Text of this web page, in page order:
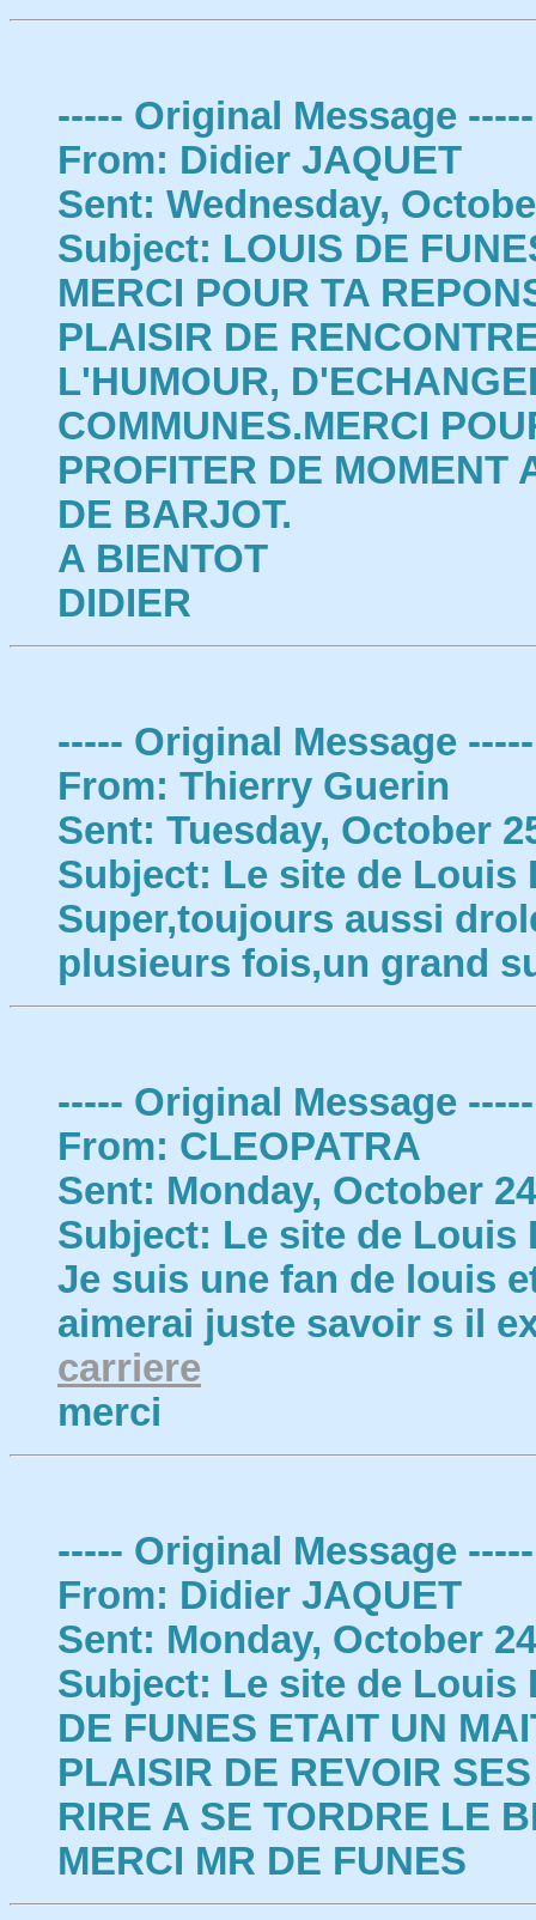
----- Original Message -----
From: Didier JAQUET
Sent: Wednesday,
Subject: LOUIS DE
MERCI POUR TA
PLAISIR DE
L'HUMOUR,
COMMUNES.MERCI
PROFITER DE MOMENT
DE BARJOT.
A BIENTOT
DIDIER
----- Original Message -----
From: Thierry Guerin
Sent: Tuesday, October
Subject: Le site de Louis
Super,toujours aussi
plusieurs fois,un grand
----- Original Message -----
From: CLEOPATRA
Sent: Monday, October
Subject: Le site de Louis
Je suis une fan de louis
aimerai juste savoir s il
carriere
merci
----- Original Message -----
From: Didier JAQUET
Sent: Monday, October
Subject: Le site de Louis
DE FUNES ETAIT UN
PLAISIR DE REVOIR
RIRE A SE TORDRE LE
MERCI MR DE FUNES